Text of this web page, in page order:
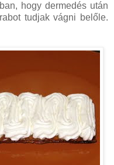
hogy dermedés után
tudjak vágni belőle.